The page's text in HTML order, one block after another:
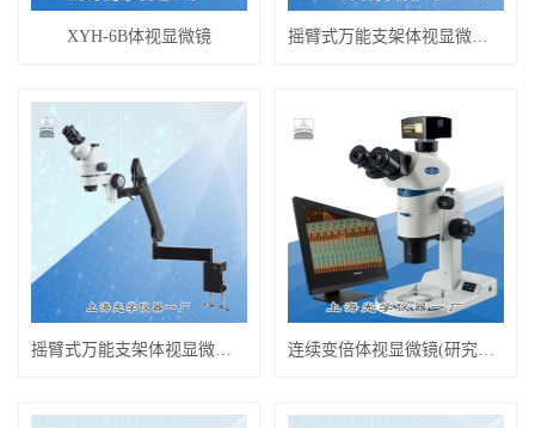
XYH-6B体视显微镜 摇臂式万能支架体视显微镜STZ-8A